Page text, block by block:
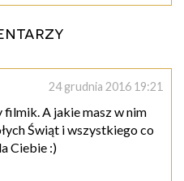
24 grudnia 2016 19:21
A jakie masz w nim
Świąt i wszystkiego co
Ciebie :)